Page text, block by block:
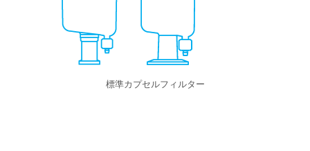
標準カプセルフィルター